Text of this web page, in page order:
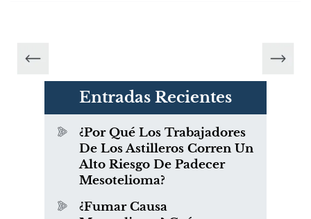
Entradas Recientes
¿Por Qué Los Trabajadores
De Los Astilleros Corren Un
Alto Riesgo De Padecer
Mesotelioma?
¿Fumar Causa